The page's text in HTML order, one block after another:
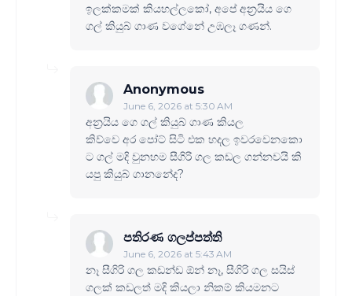
ඉලක්කමක් කියහල්ලකෝ, අපේ අන්‍රයිය ගෙ
ගල් කියුබ් ගාණ වගේනේ උඹලෑ ගණන්.
Anonymous
June 6, 2026 at 5:30 AM
අන්‍රයිය ගෙ ගල් කියුබ් ගාණ කියල
කිව්වෙ අර පෝට් සිටි එක හදල ඉවරවෙනකො
ට ගල් මදි වුනහම සීගිරි ගල කඩල ගන්නවයි කි
යපු කියුබ් ගානනේද?
පතිරණ ගලප්පත්ති
June 6, 2026 at 5:43 AM
නෑ සීගිරි ගල කඩන්ඩ ඕන් නෑ, සීගිරි ගල සයිස්
ගලක් කඩලත් මදි කියලා නිකම් කියමනට